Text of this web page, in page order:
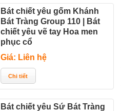
Bát chiết yêu gốm Khánh
Bát Tràng Group 110 | Bát
chiết yêu vẽ tay Hoa men
phục cổ
Giá: Liên hệ
Bát chiết yêu Sứ Bát Tràng